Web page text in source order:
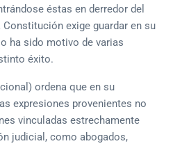
éstas en derredor del
exige guardar en su
ha sido motivo de varias
éxito.
ordena que en su
expresiones provenientes no
vinculadas estrechamente
judicial, como abogados,